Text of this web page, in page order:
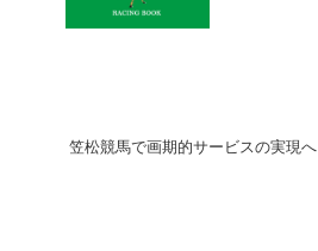
笠松競馬で画期的サービスの実現へ